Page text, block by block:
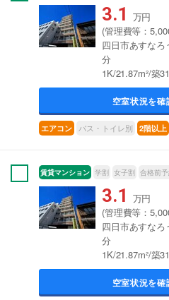
3.1 万円
(管理費等：
四日市あすな
分
1K/21.87m²/築
空室状況を確
エアコン バス・トイレ別 2階以上
賃貸マンション 学割 女子割 合格前
3.1 万円
(管理費等：
四日市あすな
分
1K/21.87m²/築
空室状況を確